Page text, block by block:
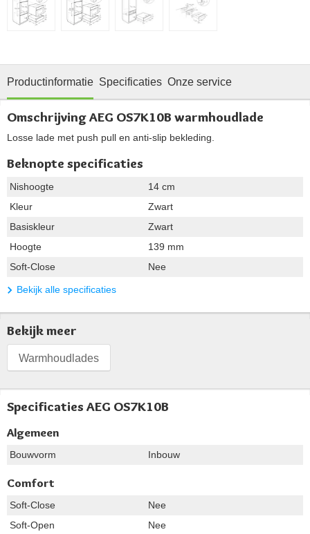
Productinformatie Specificaties Onze service
Omschrijving AEG OS7K10B warmhoudlade
Losse lade met push pull en anti-slip bekleding.
Beknopte specificaties
Nishoogte
14 cm
Kleur
Zwart
Basiskleur
Zwart
Hoogte
139 mm
Soft-Close
Nee
Bekijk alle specificaties
Bekijk meer
Warmhoudlades
Specificaties AEG OS7K10B
Algemeen
Bouwvorm Inbouw
Comfort
Soft-Close
Nee
Soft-Open
Nee